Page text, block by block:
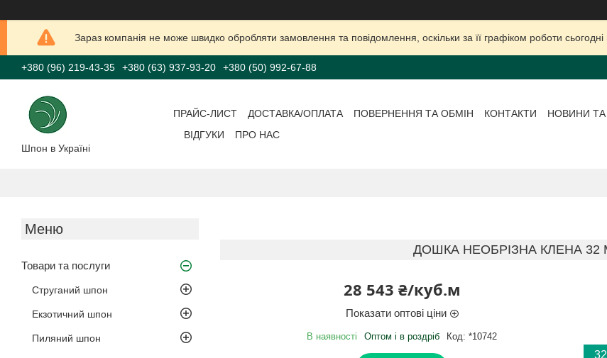
Зараз компанія не може швидко обробляти замовлення та повідомлення, оскільки за її графіком роботи
+380 (96) 219-43-35 +380 (63) 937-93-20 +380 (50) 992-67-88
Шпон в Україні
ПРАЙС-ЛИСТ ДОСТАВКА/ОПЛАТА ПОВЕРНЕННЯ ТА ОБМІН КОНТАКТИ
НОВИНИ ТА
ВІДГУКИ
ПРО НАС
Товари та послуги
Струганий шпон
Екзотичний шпон
Пиляний шпон
ДОШКА НЕОБРІЗНА КЛЕНА 32
28 543 ₴/куб.м
Показати оптові ціни
В наявності Оптом і в роздріб Код: *10742